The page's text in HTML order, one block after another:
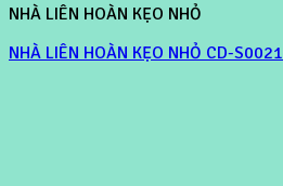
NHÀ LIÊN HOÀN KẸO NHỎ
NHÀ LIÊN HOÀN KẸO NHỎ CD-S0021